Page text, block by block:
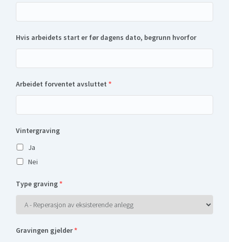
Hvis arbeidets start er før dagens dato, begrunn hvorfor
Arbeidet forventet avsluttet *
Vintergraving
Ja
Nei
Type graving*
Gravingen gjelder*